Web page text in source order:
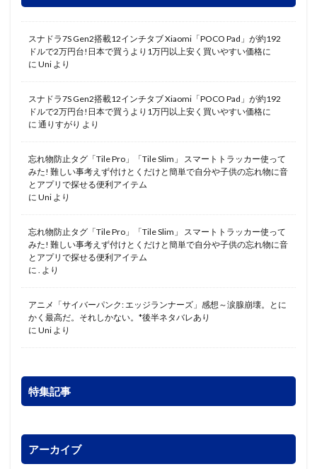
スナドラ7S Gen2搭載12インチタブ Xiaomi「POCO Pad」が約192
ドルで2万円台!日本で買うより1万円以上安く買いやすい価格に
に Uni より
スナドラ7S Gen2搭載12インチタブ Xiaomi「POCO Pad」が約192
ドルで2万円台!日本で買うより1万円以上安く買いやすい価格に
に 通りすがり より
忘れ物防止タグ「Tile Pro」「Tile Slim」 スマートトラッカー使って
みた! 難しい事考えず付けとくだけと簡単で自分や子供の忘れ物に音
とアプリで探せる便利アイテム
に Uni より
忘れ物防止タグ「Tile Pro」「Tile Slim」 スマートトラッカー使って
みた! 難しい事考えず付けとくだけと簡単で自分や子供の忘れ物に音
とアプリで探せる便利アイテム
に . より
アニメ「サイバーパンク: エッジランナーズ」感想～涙腺崩壊。とに
かく最高だ。それしかない。*後半ネタバレあり
に Uni より
特集記事
アーカイブ